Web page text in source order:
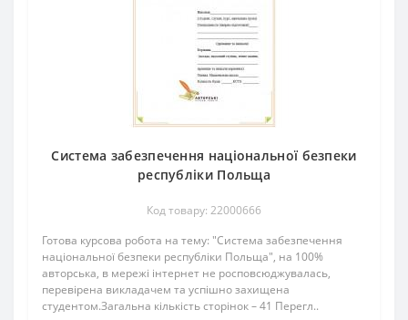
Система забезпечення національної безпеки
республіки Польща
Код товару: 22000666
Готова курсова робота на тему: "Система забезпечення
національної безпеки республіки Польща", на 100%
авторська, в мережі інтернет не росповсюджувалась,
перевірена викладачем та успішно захищена
студентом.Загальна кількість сторінок – 41 Перегл..